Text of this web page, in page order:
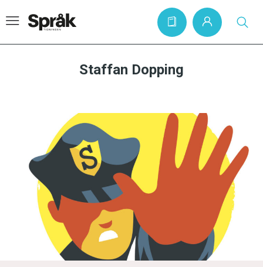
Krönikor
Språkfrågor
Skrivtips
Bokrecensioner
Kviss
Podden
Staffan Dopping